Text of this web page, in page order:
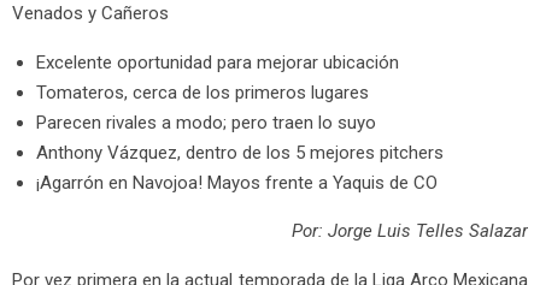
Venados y Cañeros
Excelente oportunidad para mejorar ubicación
Tomateros, cerca de los primeros lugares
Parecen rivales a modo; pero traen lo suyo
Anthony Vázquez, dentro de los 5 mejores pitchers
¡Agarrón en Navojoa! Mayos frente a Yaquis de CO
Por: Jorge Luis Telles Salazar